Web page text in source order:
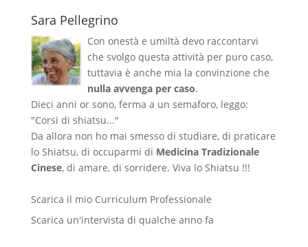
Sara Pellegrino
Con onestà e umiltà devo raccontarvi
che svolgo questa attività per puro caso,
tuttavia è anche mia la convinzione che
nulla avvenga per caso.
Dieci anni or sono, ferma a un semaforo, leggo:
"Corsi di shiatsu..."
Da allora non ho mai smesso di studiare, di praticare
lo Shiatsu, di occuparmi di Medicina Tradizionale
Cinese, di amare, di sorridere. Viva lo Shiatsu !!!
Scarica il mio Curriculum Professionale
Scarica un'intervista di qualche anno fa